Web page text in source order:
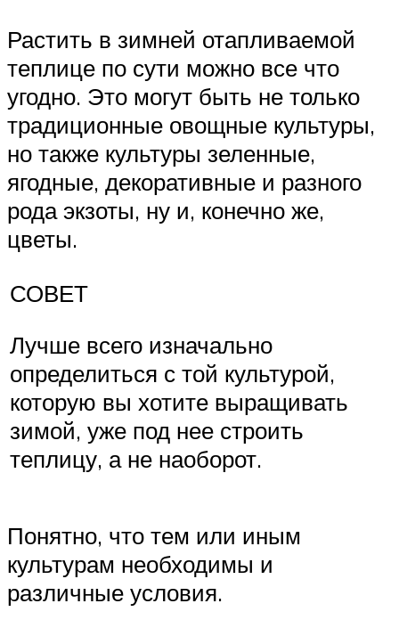
Растить в зимней отапливаемой
теплице по сути можно все что
угодно. Это могут быть не только
традиционные овощные культуры,
но также культуры зеленные,
ягодные, декоративные и разного
рода экзоты, ну и, конечно же,
цветы.
СОВЕТ
Лучше всего изначально
определиться с той культурой,
которую вы хотите выращивать
зимой, уже под нее строить
теплицу, а не наоборот.
Понятно, что тем или иным
культурам необходимы и
различные условия.